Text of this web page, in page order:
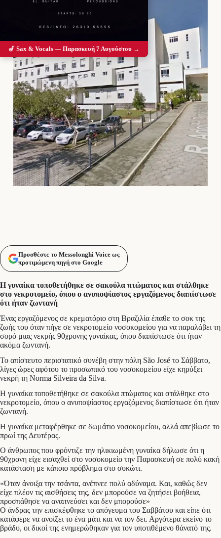
Προσθέστε το Messolonghi Voice ως
προτιμώμενη πηγή στο Google
Η γυναίκα τοποθετήθηκε σε σακούλα πτώματος και στάλθηκε
στο νεκροτομείο, όπου ο ανυποψίαστος εργαζόμενος διαπίστωσε
ότι ήταν ζωντανή
Ένας εργαζόμενος σε κρεματόριο στη Βραζιλία έπαθε το σοκ της
ζωής του όταν πήγε σε νεκροτομείο νοσοκομείου για να παραλάβει τη
σορό μιας νεκρής 90χρονης γυναίκας, όπου διαπίστωσε ότι ήταν
ακόμα ζωντανή.
Το απίστευτο περιστατικό συνέβη στην πόλη São José το Σάββατο,
λίγες ώρες αφότου το προσωπικό του νοσοκομείου είχε κηρύξει
νεκρή τη Norma Silveira da Silva.
Η γυναίκα τοποθετήθηκε σε σακούλα πτώματος και στάλθηκε στο
νεκροτομείο, όπου ο ανυποψίαστος εργαζόμενος διαπίστωσε ότι ήταν
ζωντανή.
Η γυναίκα μεταφέρθηκε σε δωμάτιο νοσοκομείου, αλλά απεβίωσε το
πρωί της Δευτέρας.
Ο άνθρωπος που φρόντιζε την ηλικιωμένη γυναίκα δήλωσε ότι η
90χρονη είχε εισαχθεί στο νοσοκομείο την Παρασκευή σε πολύ κακή
κατάσταση με κάποιο πρόβλημα στο συκώτι.
«Όταν άνοιξα την τσάντα, ανέπνεε πολύ αδύναμα. Και, καθώς δεν
είχε πλέον τις αισθήσεις της, δεν μπορούσε να ζητήσει βοήθεια,
προσπάθησε να αναπνεύσει και δεν μπορούσε»
Ο άνδρας την επισκέφθηκε το απόγευμα του Σαββάτου και είπε ότι
κατάφερε να ανοίξει το ένα μάτι και να τον δει. Αργότερα εκείνο το
βράδυ, οι δικοί της ενημερώθηκαν για τον υποτιθέμενο θάνατό της.
🎷 Sax & Vocals — Παρασκευή 7 Αυγούστου →